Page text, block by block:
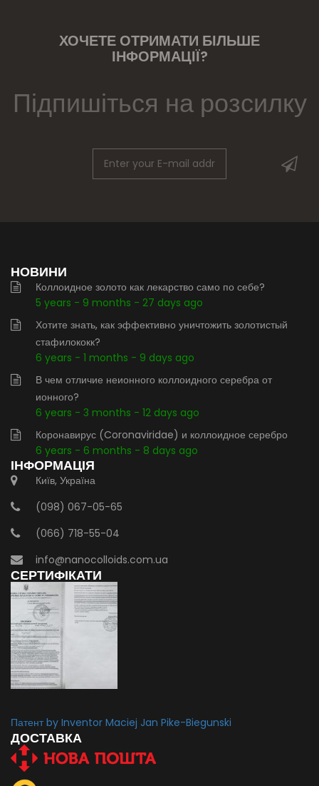
ХОЧЕТЕ ОТРИМАТИ БІЛЬШЕ
ІНФОРМАЦІЇ?
Підпишіться на розсилку
НОВИНИ
Коллоидное золото как лекарство само по себе?
5 years - 9 months - 27 days ago
Хотите знать, как эффективно уничтожить золотистый
стафилококк?
6 years - 1 months - 9 days ago
В чем отличие неионного коллоидного серебра от
ионного?
6 years - 3 months - 12 days ago
Коронавирус (Coronaviridae) и коллоидное серебро
6 years - 6 months - 8 days ago
ІНФОРМАЦІЯ
Київ, Україна
(098) 067-05-65
(066) 718-55-04
info@nanocolloids.com.ua
СЕРТИФІКАТИ
Патент by Inventor Maciej Jan Pike-Biegunski
ДОСТАВКА